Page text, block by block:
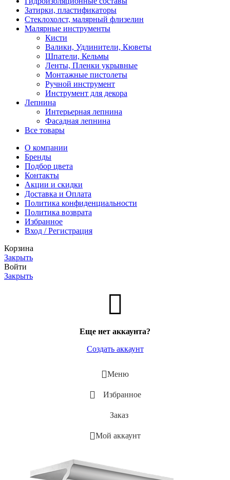
Затирки, пластификаторы
Стеклохолст, малярный флизелин
Малярные инструменты
Кисти
Валики, Удлинители, Кюветы
Шпатели, Кельмы
Ленты, Пленки укрывные
Монтажные пистолеты
Ручной инструмент
Инструмент для декора
Лепнина
Интерьерная лепнина
Фасадная лепнина
Все товары
О компании
Бренды
Подбор цвета
Контакты
Акции и скидки
Доставка и Оплата
Политика конфиденциальности
Политика возврата
Избранное
Вход / Регистрация
Корзина
Закрыть
Войти
Закрыть
Еще нет аккаунта?
Создать аккаунт
Меню
Избранное
Заказ
Мой аккаунт